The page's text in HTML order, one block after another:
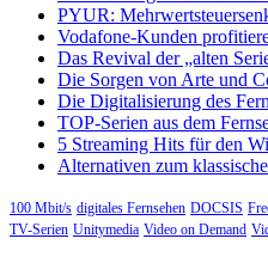
PYUR:
Vodafone-Kunden
Das Revival der „alten
Die Sorgen von Arte und
Die Digitalisierung des
TOP-Serien aus dem
5 Streaming Hits für den
Alternativen zum
100 Mbit/s digitales Fernsehen DOCSIS
TV-Serien Unitymedia Video on Demand